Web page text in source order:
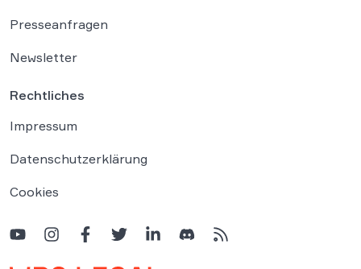
Presseanfragen
Newsletter
Rechtliches
Impressum
Datenschutzerklärung
Cookies